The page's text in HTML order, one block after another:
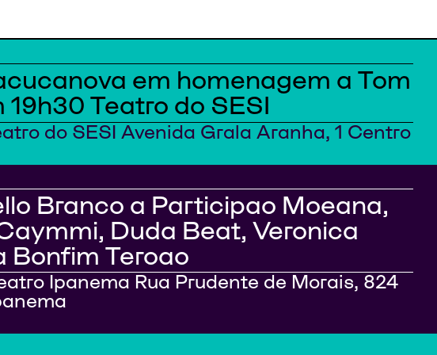
em homenagem a Tom
19h30 Teatro do SESI
do SESI Avenida Grala Aranha, 1 Centro
Branco a Participao Moeana,
Duda Beat, Veronica
Bonfim Teroao
Ipanema Rua Prudente de Morais, 824